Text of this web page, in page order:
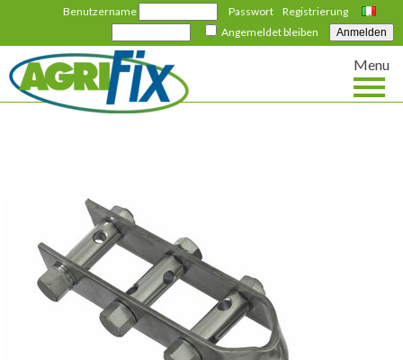
Italiano
Registrierung
Benutzername
Passwort
Angemeldet bleiben
Menu